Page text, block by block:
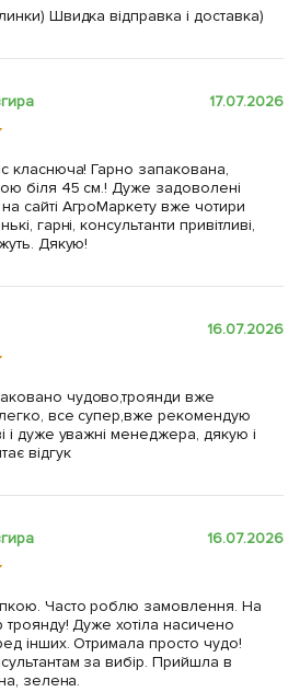
Швидка відправка і доставка)
17.07.2026
класнюча! Гарно запакована,
біля 45 см.! Дуже задоволені
сайті АгроМаркету вже чотири
гарні, консультанти привітливі,
Дякую!
16.07.2026
чудово,троянди вже
все супер,вже рекомендую
і дуже уважні менеджера, дякую і
відгук
16.07.2026
Часто роблю замовлення. На
Дуже хотіла насичено
інших. Отримала просто чудо!
за вибір. Прийшла в
зелена.